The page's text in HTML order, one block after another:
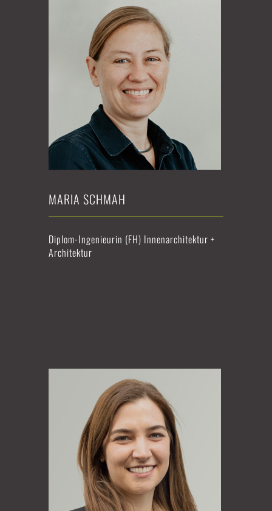
MARIA SCHMAH
Diplom-Ingenieurin (FH) Innenarchitektur +
Architektur